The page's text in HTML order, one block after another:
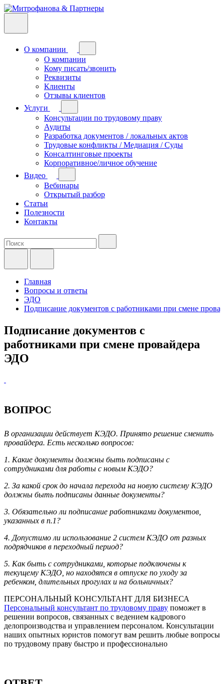
О компании
О компании
Кому писать/звонить
Реквизиты
Клиенты
Отзывы клиентов
Услуги
Консультации по трудовому праву
Аудиты
Разработка документов / локальных актов
Трудовые конфликты / Медиация / Суды
Консалтинговые проекты
Корпоративное/личное обучение
Видео
Вебинары
Открытый разбор
Статьи
Полезности
Контакты
Главная
Вопросы и ответы
ЭДО
Подписание документов с работниками при смене
Подписание документов с
работниками при смене провайдера
ЭДО
ВОПРОС
В организации действует КЭДО. Принято решение сменить
провайдера. Есть несколько вопросов:
1. Какие документы должны быть подписаны с
сотрудниками для работы с новым КЭДО?
2. За какой срок до начала перехода на новую систему КЭДО
должны быть подписаны данные документы?
3. Обязательно ли подписание работниками документов,
указанных в п.1?
4. Допустимо ли использование 2 систем КЭДО от разных
подрядчиков в переходный период?
5. Как быть с сотрудниками, которые подключены к
текущему КЭДО, но находятся в отпуске по уходу за
ребенком, длительных прогулах и на больничных?
ПЕРСОНАЛЬНЫЙ КОНСУЛЬТАНТ ДЛЯ БИЗНЕСА
Персональный консультант по трудовому праву поможет в
решении вопросов, связанных с ведением кадрового
делопроизводства и управлением персоналом. Консультации
наших опытных юристов помогут вам решить любые вопросы
по трудовому праву быстро и профессионально